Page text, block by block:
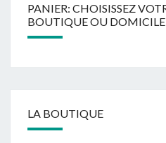
PANIER: CHOISISSEZ
BOUTIQUE OU DOMICILE
LA BOUTIQUE